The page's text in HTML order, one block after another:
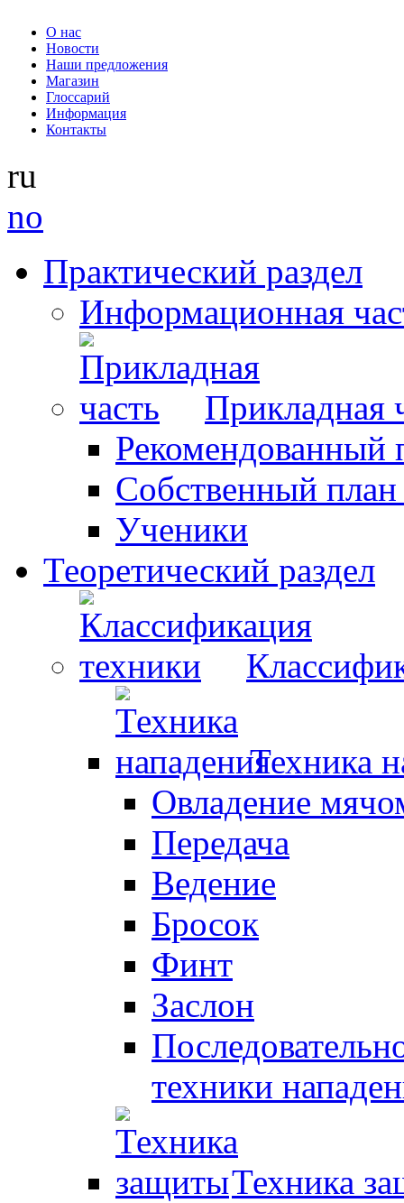
О нас
Новости
Наши предложения
Магазин
Глоссарий
Информация
Контакты
ru
no
Практический раздел
Информационная
Прикладная
Рекомендованный
Собственный
Ученики
Теоретический раздел
Техника
Овладение
Передача
Ведение
Бросок
Финт
Заслон
техники
Техника